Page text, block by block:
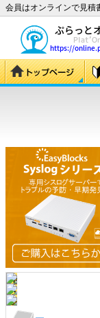
会員はオンラインで見積